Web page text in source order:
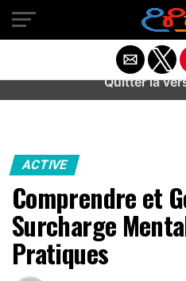
Warning
: preg_match():
/home/u589487443/
content/plugins/idev-post-
ACTIVE
Comprendre et
Surcharge
Pratiques
Quitter la